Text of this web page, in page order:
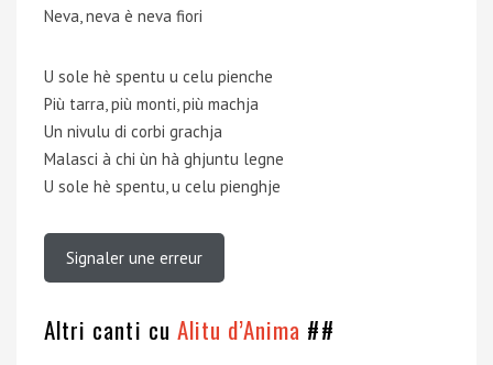
Neva, neva è neva fiori
U sole hè spentu u celu pienche
Più tarra, più monti, più machja
Un nivulu di corbi grachja
Malasci à chi ùn hà ghjuntu legne
U sole hè spentu, u celu pienghje
Signaler une erreur
Altri canti cu Alitu d’Anima ##